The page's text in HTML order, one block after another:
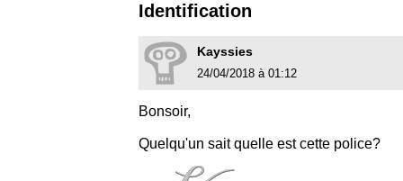
Identification
Kayssies
24/04/2018 à 01:12
Bonsoir,
Quelqu'un sait quelle est cette police?